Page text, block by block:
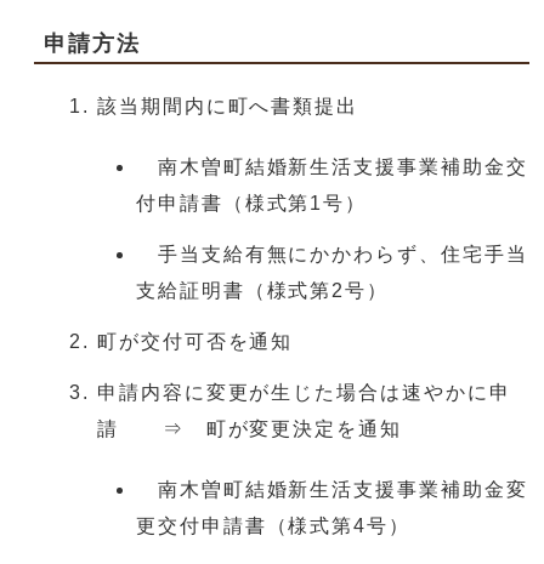
申請方法
該当期間内に町へ書類提出
南木曽町結婚新生活支援事業補助金交
付申請書（様式第1号）
手当支給有無にかかわらず、住宅手当
支給証明書（様式第2号）
町が交付可否を通知
申請内容に変更が生じた場合は速やかに申
請 ⇒ 町が変更決定を通知
南木曽町結婚新生活支援事業補助金変
更交付申請書（様式第4号）